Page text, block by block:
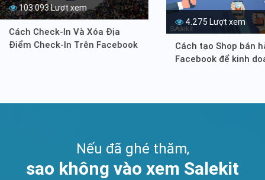
103.093 Lượt xem
Cách Check-In Và Xóa Địa
Điểm Check-In Trên Facebook
4.275 Lượt xem
Cách tạo Shop bán
Facebook để kinh
Nếu đã ghé thăm,
sao không vào xem Salekit